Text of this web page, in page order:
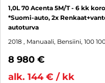
1,0L 70 Acenta 5M/T - 6 kk
*Suomi-auto, 2x
autoturva
2018 , Manuaali, Bensiini, 100
8 980 €
alk. 144 € / kk